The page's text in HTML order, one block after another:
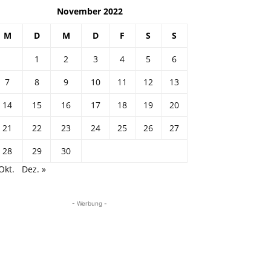
November 2022
M D M D F S S
1 2 3 4 5
6
7
8 9 10 11 12
13
14
15 16 17 18 19
20
21
22 23 24 25 26
27
28
29
30
Dez. »
- Werbung -